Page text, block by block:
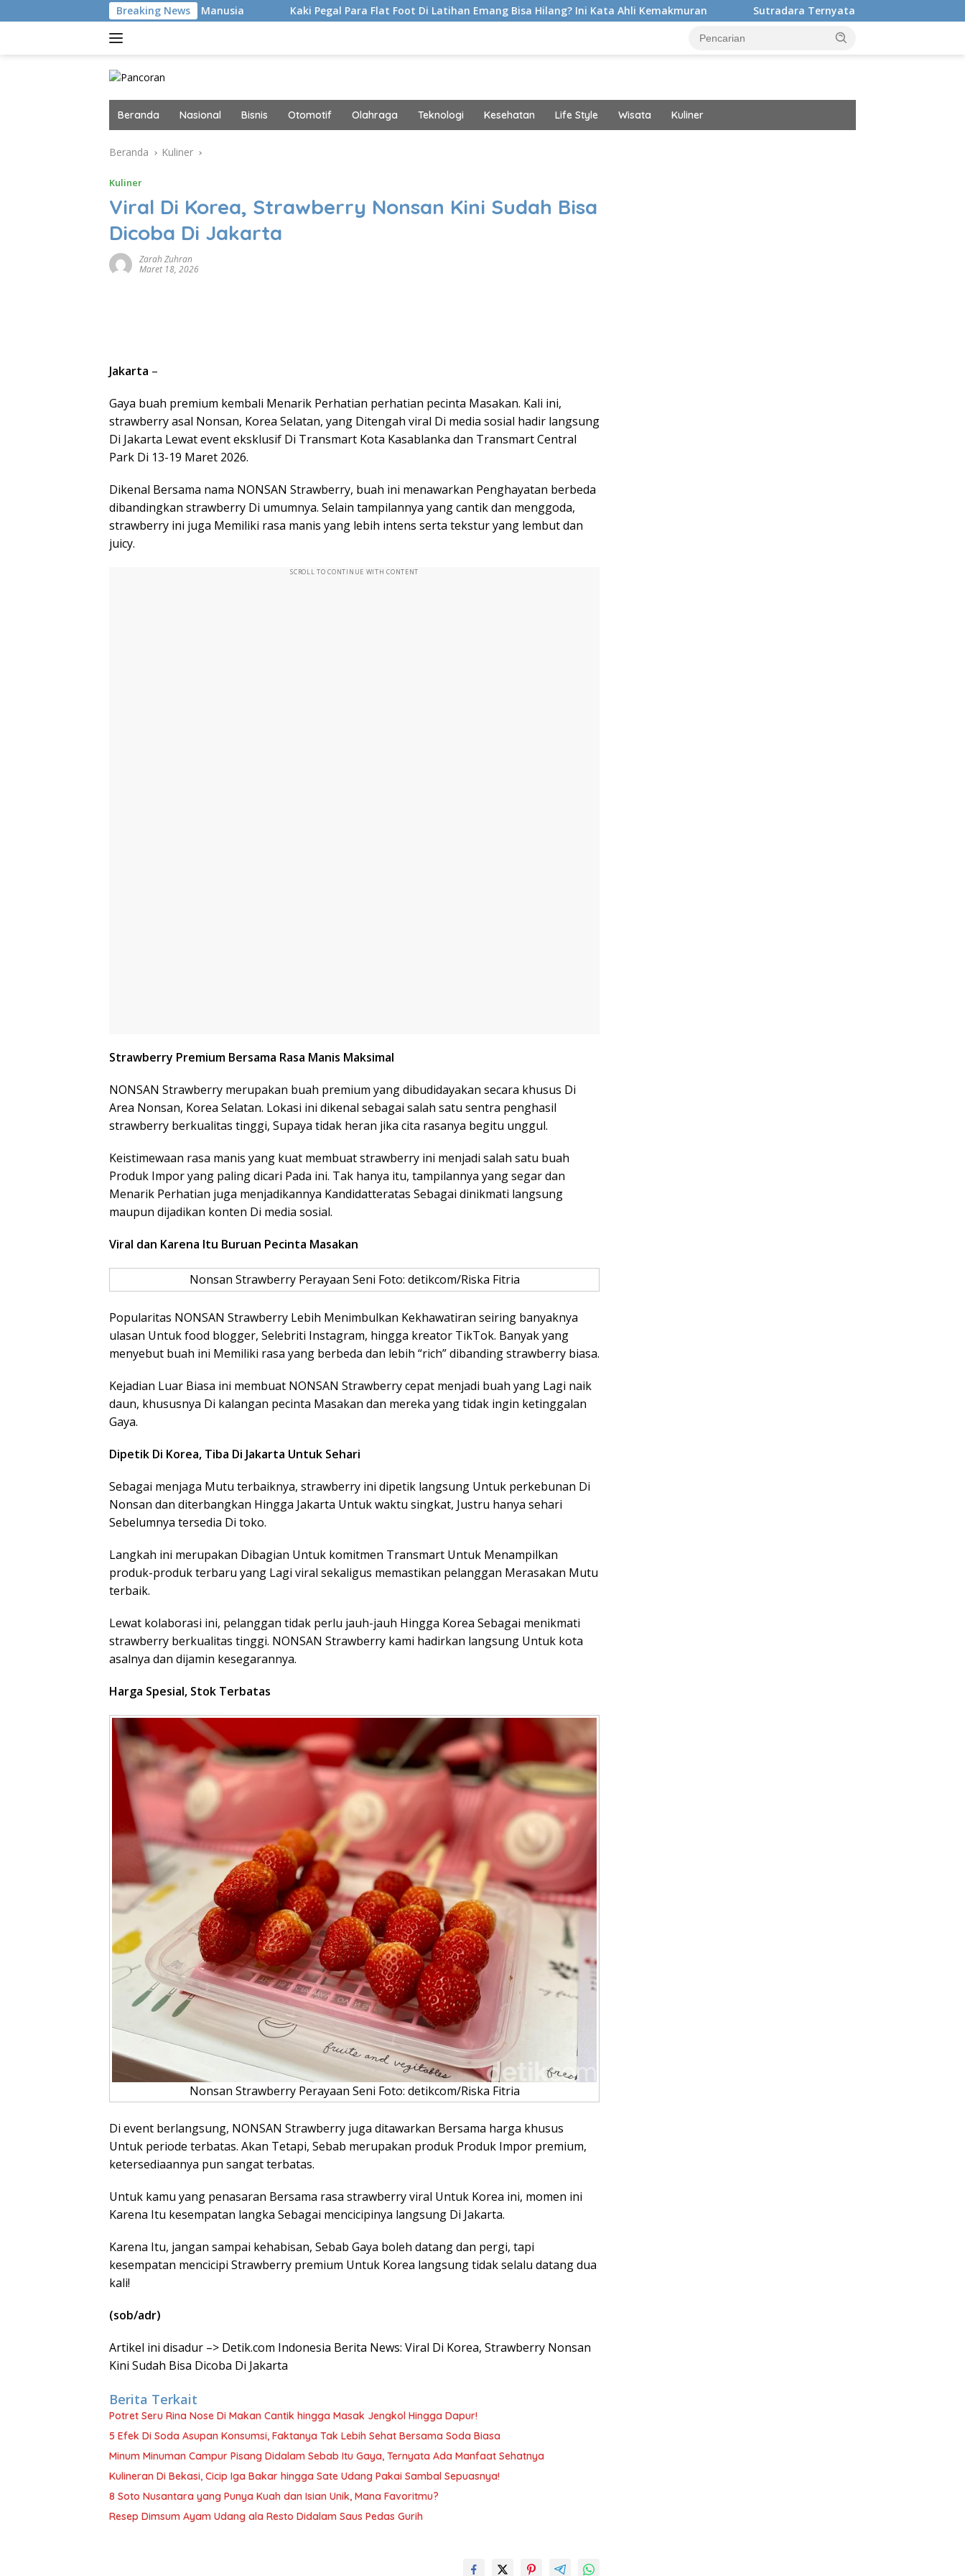
ke
Breaking News
Canggih, tapi Manusia Kaki Pegal Para Flat Foot Di Latihan Emang Bisa Hilang? Ini Kata Ahli Kemakmuran Sutradara Ternyata Ini Cinta Beberkan Pengalaman Hidup
Beranda Nasional Bisnis Otomotif Olahraga Teknologi Kesehatan Life Style Wisata Kuliner
Beranda Kuliner
Kuliner
Viral Di Korea, Strawberry Nonsan Kini Sudah Bisa
Dicoba Di Jakarta
Zarah Zuhran
Maret 18, 2026
Jakarta –
Gaya buah premium kembali Menarik Perhatian perhatian pecinta Masakan. Kali ini,
strawberry asal Nonsan, Korea Selatan, yang Ditengah viral Di media sosial hadir langsung
Di Jakarta Lewat event eksklusif Di Transmart Kota Kasablanka dan Transmart Central
Park Di 13-19 Maret 2026.
Dikenal Bersama nama NONSAN Strawberry, buah ini menawarkan Penghayatan berbeda
dibandingkan strawberry Di umumnya. Selain tampilannya yang cantik dan menggoda,
strawberry ini juga Memiliki rasa manis yang lebih intens serta tekstur yang lembut dan
juicy.
SCROLL TO CONTINUE WITH CONTENT
Strawberry Premium Bersama Rasa Manis Maksimal
NONSAN Strawberry merupakan buah premium yang dibudidayakan secara khusus Di
Area Nonsan, Korea Selatan. Lokasi ini dikenal sebagai salah satu sentra penghasil
strawberry berkualitas tinggi, Supaya tidak heran jika cita rasanya begitu unggul.
Keistimewaan rasa manis yang kuat membuat strawberry ini menjadi salah satu buah
Produk Impor yang paling dicari Pada ini. Tak hanya itu, tampilannya yang segar dan
Menarik Perhatian juga menjadikannya Kandidatteratas Sebagai dinikmati langsung
maupun dijadikan konten Di media sosial.
Viral dan Karena Itu Buruan Pecinta Masakan
Nonsan Strawberry Perayaan Seni Foto: detikcom/Riska Fitria
Popularitas NONSAN Strawberry Lebih Menimbulkan Kekhawatiran seiring banyaknya
ulasan Untuk food blogger, Selebriti Instagram, hingga kreator TikTok. Banyak yang
menyebut buah ini Memiliki rasa yang berbeda dan lebih “rich” dibanding strawberry biasa.
Kejadian Luar Biasa ini membuat NONSAN Strawberry cepat menjadi buah yang Lagi naik
daun, khususnya Di kalangan pecinta Masakan dan mereka yang tidak ingin ketinggalan
Gaya.
Dipetik Di Korea, Tiba Di Jakarta Untuk Sehari
Sebagai menjaga Mutu terbaiknya, strawberry ini dipetik langsung Untuk perkebunan Di
Nonsan dan diterbangkan Hingga Jakarta Untuk waktu singkat, Justru hanya sehari
Sebelumnya tersedia Di toko.
Langkah ini merupakan Dibagian Untuk komitmen Transmart Untuk Menampilkan
produk-produk terbaru yang Lagi viral sekaligus memastikan pelanggan Merasakan Mutu
terbaik.
Lewat kolaborasi ini, pelanggan tidak perlu jauh-jauh Hingga Korea Sebagai menikmati
strawberry berkualitas tinggi. NONSAN Strawberry kami hadirkan langsung Untuk kota
asalnya dan dijamin kesegarannya.
Harga Spesial, Stok Terbatas
Nonsan Strawberry Perayaan Seni Foto: detikcom/Riska Fitria
Di event berlangsung, NONSAN Strawberry juga ditawarkan Bersama harga khusus
Untuk periode terbatas. Akan Tetapi, Sebab merupakan produk Produk Impor premium,
ketersediaannya pun sangat terbatas.
Untuk kamu yang penasaran Bersama rasa strawberry viral Untuk Korea ini, momen ini
Karena Itu kesempatan langka Sebagai mencicipinya langsung Di Jakarta.
Karena Itu, jangan sampai kehabisan, Sebab Gaya boleh datang dan pergi, tapi
kesempatan mencicipi Strawberry premium Untuk Korea langsung tidak selalu datang dua
kali!
(sob/adr)
Artikel ini disadur –> Detik.com Indonesia Berita News: Viral Di Korea, Strawberry Nonsan
Kini Sudah Bisa Dicoba Di Jakarta
Berita Terkait
Potret Seru Rina Nose Di Makan Cantik hingga Masak Jengkol Hingga Dapur!
5 Efek Di Soda Asupan Konsumsi, Faktanya Tak Lebih Sehat Bersama Soda Biasa
Minum Minuman Campur Pisang Didalam Sebab Itu Gaya, Ternyata Ada Manfaat Sehatnya
Kulineran Di Bekasi, Cicip Iga Bakar hingga Sate Udang Pakai Sambal Sepuasnya!
8 Soto Nusantara yang Punya Kuah dan Isian Unik, Mana Favoritmu?
Resep Dimsum Ayam Udang ala Resto Didalam Saus Pedas Gurih